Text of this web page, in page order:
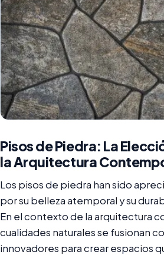
Pisos de Piedra: La
la Arquitectura
Los pisos de piedra han sido
por su belleza atemporal y su
En el contexto de la arquitectura
cualidades naturales se fusionan
innovadores para crear espacios